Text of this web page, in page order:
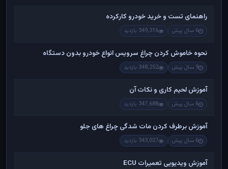
راهنمای تست و خريد خودرو کارکرده
6 سال پیش 349,316 بازدید
نحوه خاموش کردن چراغ سرویس انواع خودرو بدون دستگاه
9 سال پیش 348,252 بازدید
آموزش لحیم کاری و نکات آن
6 سال پیش 347,688 بازدید
آموزش برطرف کردن مات شدگی چراغ های جلو
6 سال پیش 343,027 بازدید
آموزش ویدیویی تعمیرات ECU